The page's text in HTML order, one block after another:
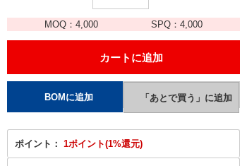
MOQ： 4,000 SPQ：4,000
ポイント： 1ポイント(1%還元)